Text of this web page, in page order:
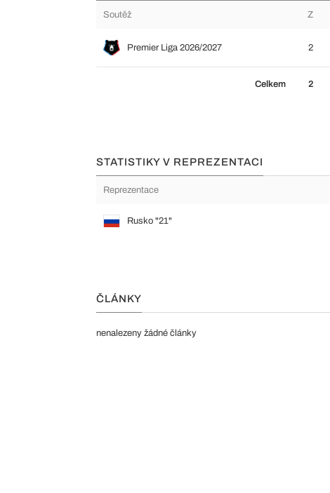
Soutěž Z
Premier Liga 2026/2027 2
Celkem 2
STATISTIKY V REPREZENTACI
Reprezentace
Rusko "21"
ČLÁNKY
nenalezeny žádné články